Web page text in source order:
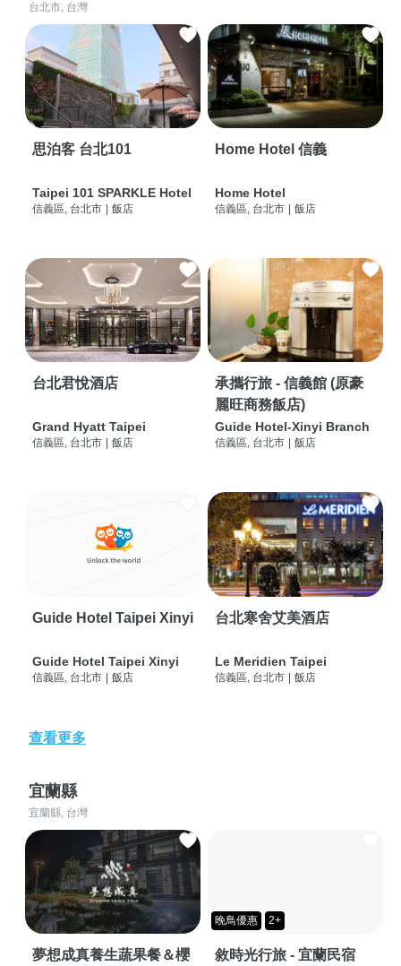
台北市, 台灣
思泊客 台北101
Taipei 101 SPARKLE Hotel
信義區, 台北市 飯店
Home Hotel 信義
Home Hotel
信義區, 台北市 飯店
台北君悅酒店
Grand Hyatt Taipei
信義區, 台北市 飯店
承攜行旅 - 信義館 (原豪
麗旺商務飯店)
Guide Hotel-Xinyi Branch
信義區, 台北市 飯店
Guide Hotel Taipei Xinyi
Guide Hotel Taipei Xinyi
信義區, 台北市 | 飯店
台北寒舍艾美酒店
Le Meridien Taipei
信義區, 台北市 | 飯店
查看更多
宜蘭縣
宜蘭縣, 台灣
夢想成真養生蔬果餐＆櫻
晚鳥優惠 2+
敘時光行旅 - 宜蘭民宿